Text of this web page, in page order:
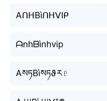
AᑎᕼBìᑎᕼᐯIᑭ
ᗩnhᗷìnhvip
AསཏBìསཏϑར♇